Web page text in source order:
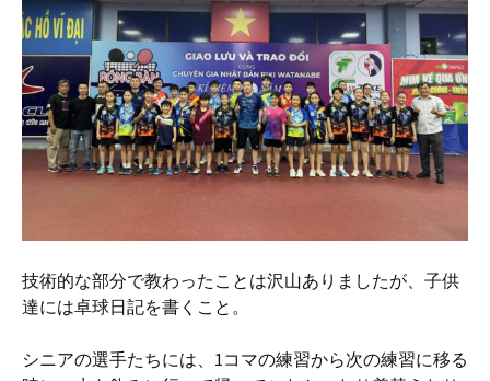
技術的な部分で教わったことは沢山ありましたが、子供
達には卓球日記を書くこと。
シニアの選手たちには、1コマの練習から次の練習に移る